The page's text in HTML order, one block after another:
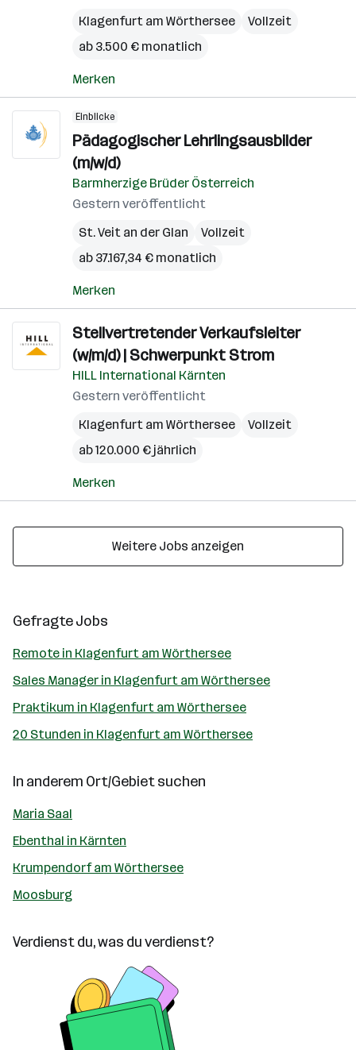
Klagenfurt am Wörthersee
Vollzeit
ab 3.500 € monatlich
Merken
Einblicke
Pädagogischer Lehrlingsausbilder
(m/w/d)
Barmherzige Brüder Österreich
Gestern veröffentlicht
St. Veit an der Glan
Vollzeit
ab 37.167,34 € monatlich
Merken
Stellvertretender Verkaufsleiter
(w/m/d) | Schwerpunkt Strom
HILL International Kärnten
Gestern veröffentlicht
Klagenfurt am Wörthersee
Vollzeit
ab 120.000 € jährlich
Merken
Weitere Jobs anzeigen
Gefragte Jobs
Remote in Klagenfurt am Wörthersee
Sales Manager in Klagenfurt am Wörthersee
Praktikum in Klagenfurt am Wörthersee
20 Stunden in Klagenfurt am Wörthersee
In anderem Ort/Gebiet suchen
Maria Saal
Ebenthal in Kärnten
Krumpendorf am Wörthersee
Moosburg
Verdienst du, was du verdienst?